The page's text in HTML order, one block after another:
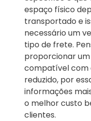
espaço físico
transportado e
necessário um
tipo de frete.
proporcionar
compatível com
reduzido, por
informações
o melhor custo
clientes.